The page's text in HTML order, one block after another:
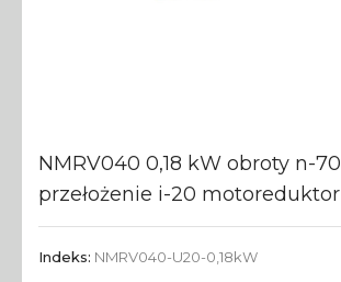
NMRV040 0,18 kW obroty n-70
przełożenie i-20 motoreduktor
Indeks: NMRV040-U20-0,18kW